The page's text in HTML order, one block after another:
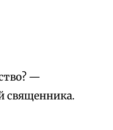
—
священника.